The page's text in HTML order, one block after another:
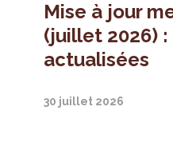
Mise à jour
(juillet 2026)
actualisées
30 juillet 2026